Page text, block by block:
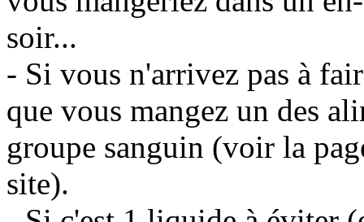
soir...
- Si vous n'arrivez pas à
que vous mangez un des
groupe sanguin (voir la
site).